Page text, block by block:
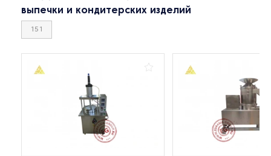
выпечки и кондитерских изделий
151